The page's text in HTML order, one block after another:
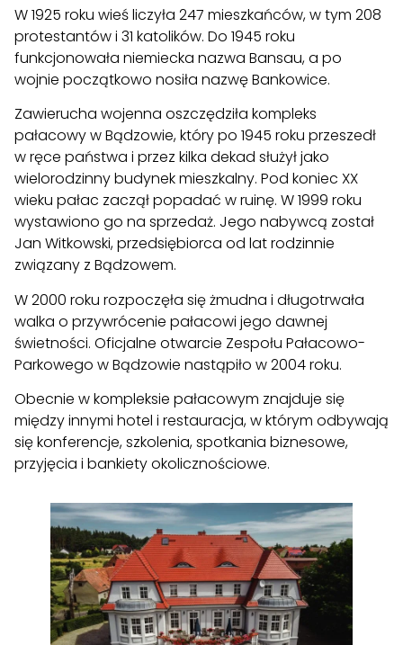
W 1925 roku wieś liczyła 247 mieszkańców, w tym 208
protestantów i 31 katolików. Do 1945 roku
funkcjonowała niemiecka nazwa Bansau, a po
wojnie początkowo nosiła nazwę Bankowice.
Zawierucha wojenna oszczędziła kompleks
pałacowy w Bądzowie, który po 1945 roku przeszedł
w ręce państwa i przez kilka dekad służył jako
wielorodzinny budynek mieszkalny. Pod koniec XX
wieku pałac zaczął popadać w ruinę. W 1999 roku
wystawiono go na sprzedaż. Jego nabywcą został
Jan Witkowski, przedsiębiorca od lat rodzinnie
związany z Bądzowem.
W 2000 roku rozpoczęła się żmudna i długotrwała
walka o przywrócenie pałacowi jego dawnej
świetności. Oficjalne otwarcie Zespołu Pałacowo-
Parkowego w Bądzowie nastąpiło w 2004 roku.
Obecnie w kompleksie pałacowym znajduje się
między innymi hotel i restauracja, w którym odbywają
się konferencje, szkolenia, spotkania biznesowe,
przyjęcia i bankiety okolicznościowe.